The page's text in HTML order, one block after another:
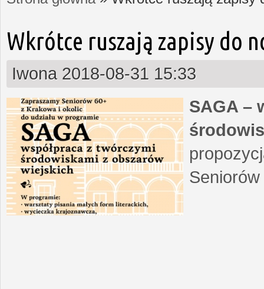
Jesteś tutaj
Wkrótce ruszają zapisy do
Iwona 2018-08-31 15:33
SAGA –